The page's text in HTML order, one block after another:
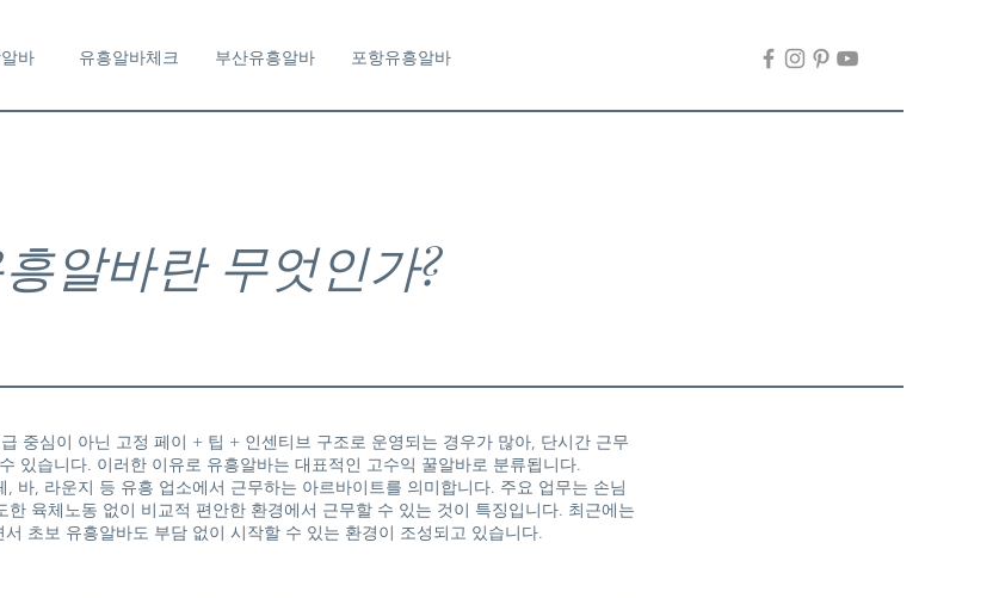
바 유흥알바체크 부산유흥알바 포항유흥알바
알바란 무엇인가?
중심이 아닌 고정 페이 + 팁 + 인센티브 구조로 운영되는 경우가 많아, 단시간 근무
있습니다. 이러한 이유로 유흥알바는 대표적인 고수익 꿀알바로 분류됩니다.
바, 라운지 등 유흥 업소에서 근무하는 아르바이트를 의미합니다. 주요 업무는 손님
한 육체노동 없이 비교적 편안한 환경에서 근무할 수 있는 것이 특징입니다. 최근에는
초보 유흥알바도 부담 없이 시작할 수 있는 환경이 조성되고 있습니다.